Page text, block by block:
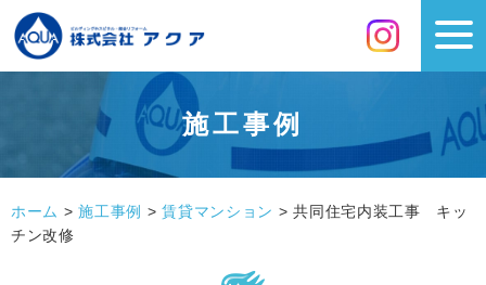
施工事例
ホーム >施工事例 >賃貸マンション >共同住宅内装工事 キッ
チン改修